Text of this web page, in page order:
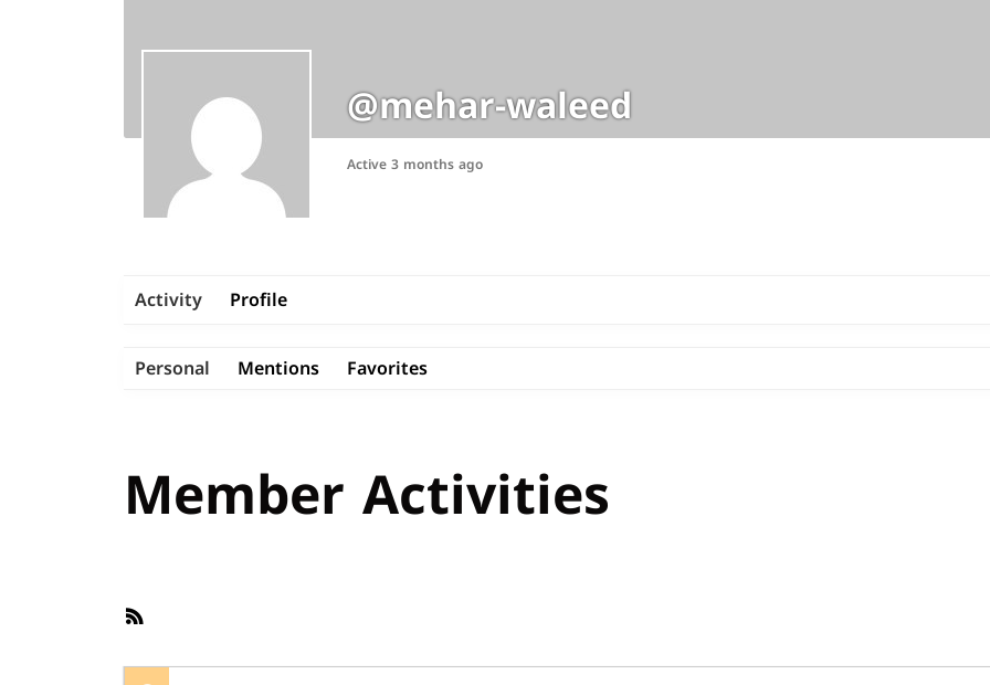
@mehar-waleed
Active 3 months ago
Activity
Profile
Personal
Mentions Favorites
Member Activities
RSS